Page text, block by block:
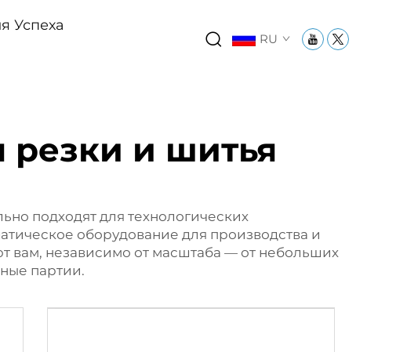
Успеха
RU
резки и шитья
подходят для технологических
оборудование для производства и
независимо от масштаба — от небольших
партии.